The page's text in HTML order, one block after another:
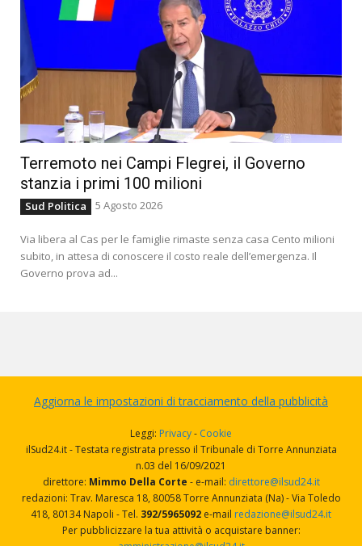
Terremoto nei Campi Flegrei, il Governo
stanzia i primi 100 milioni
Sud Politica 5 Agosto 2026
Via libera al Cas per le famiglie rimaste senza casa Cento milioni
subito, in attesa di conoscere il costo reale dell’emergenza. Il
Governo prova ad...
Aggiorna le impostazioni di tracciamento della pubblicità
Leggi: Privacy- Cookie
ilSud24.it - Testata registrata presso il Tribunale di Torre Annunziata
n.03 del 16/09/2021
direttore: Mimmo Della Corte - e-mail: direttore@ilsud24.it
redazioni: Trav. Maresca 18, 80058 Torre Annunziata (Na) - Via Toledo
418, 80134 Napoli - Tel. 392/5965092 e-mail redazione@ilsud24.it
Per pubblicizzare la tua attività o acquistare banner: